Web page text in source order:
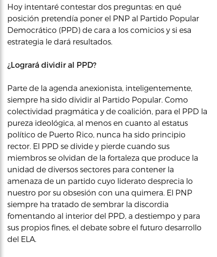
Hoy intentaré contestar dos preguntas: en qué
posición pretendía poner el PNP al Partido Popular
Democrático (PPD) de cara a los comicios y si esa
estrategia le dará resultados.
¿Logrará dividir al PPD?
Parte de la agenda anexionista, inteligentemente,
siempre ha sido dividir al Partido Popular. Como
colectividad pragmática y de coalición, para el PPD la
pureza ideológica, al menos en cuanto al estatus
político de Puerto Rico, nunca ha sido principio
rector. El PPD se divide y pierde cuando sus
miembros se olvidan de la fortaleza que produce la
unidad de diversos sectores para contener la
amenaza de un partido cuyo liderato desprecia lo
nuestro por su obsesión con una quimera. El PNP
siempre ha tratado de sembrar la discordia
fomentando al interior del PPD, a destiempo y para
sus propios fines, el debate sobre el futuro desarrollo
del ELA.